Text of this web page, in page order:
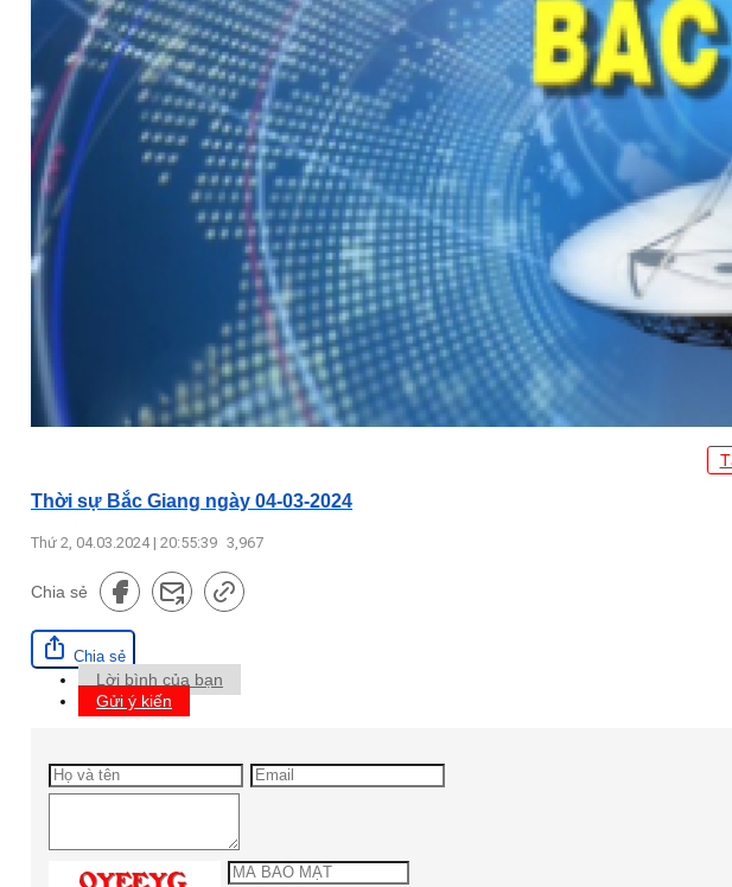
Thời sự Bắc Giang ngày 04-03-2024
Thứ 2, 04.03.2024 | 20:55:39 3,967
Chia sẻ
Chia sẻ
Lời bình của bạn
Gửi ý kiến